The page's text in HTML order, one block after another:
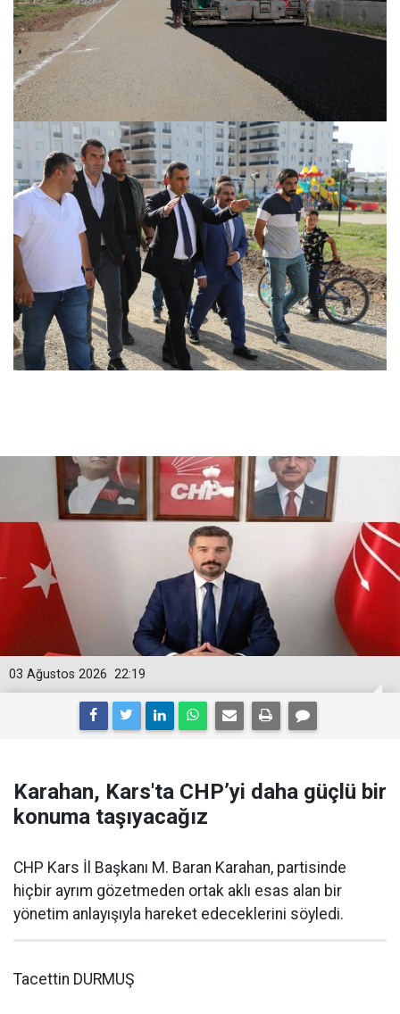
22:19
03 Ağustos 2026
Karahan, Kars'ta CHP’yi daha güçlü bir
konuma taşıyacağız
CHP Kars İl Başkanı M. Baran Karahan, partisinde
hiçbir ayrım gözetmeden ortak aklı esas alan bir
yönetim anlayışıyla hareket edeceklerini söyledi.
Tacettin DURMUŞ